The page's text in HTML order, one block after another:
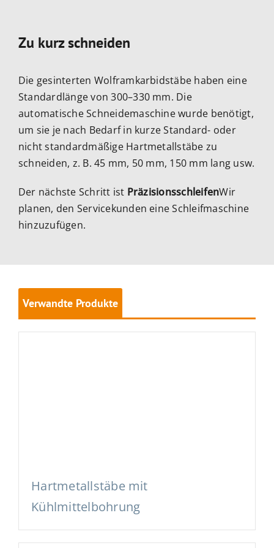
Zu kurz schneiden
Die gesinterten Wolframkarbidstäbe haben eine
Standardlänge von 300–330 mm. Die
automatische Schneidemaschine wurde benötigt,
um sie je nach Bedarf in kurze Standard- oder
nicht standardmäßige Hartmetallstäbe zu
schneiden, z. B. 45 mm, 50 mm, 150 mm lang usw.
Der nächste Schritt ist PräzisionsschleifenWir
planen, den Servicekunden eine Schleifmaschine
hinzuzufügen.
Verwandte Produkte
Hartmetallstäbe mit
Kühlmittelbohrung